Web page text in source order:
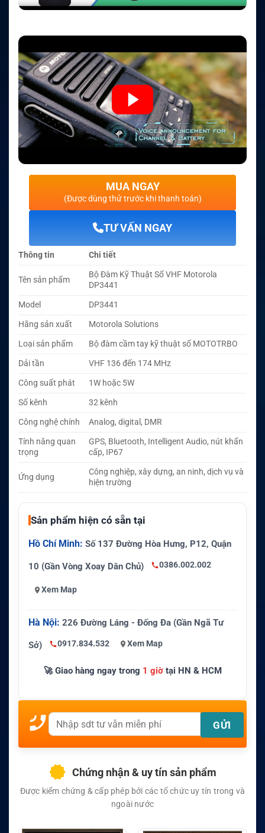
MUA NGAY
(Được dùng thử trước khi thanh toán)
TƯ VẤN NGAY
Thông tin Chi tiết
Tên sản phẩm
Bộ Đàm Kỹ Thuật Số VHF Motorola
DP3441
Model
DP3441
Hãng sản xuất
Motorola Solutions
Loại sản phẩm
Bộ đàm cầm tay kỹ thuật số MOTOTRBO
Dải tần
VHF 136 đến 174 MHz
Công suất phát
1W hoặc 5W
Số kênh
32 kênh
Công nghệ chính
Analog, digital, DMR
Tính năng quan
trọng
GPS, Bluetooth, Intelligent Audio, nút khẩn
cấp, IP67
Ứng dụng
Công nghiệp, xây dựng, an ninh, dịch vụ và
hiện trường
Sản phẩm hiện có sẵn tại
Hồ Chí Minh: Số 137 Đường Hòa Hưng, P12, Quận
10 (Gần Vòng Xoay Dân Chủ) 0386.002.002
Xem Map
Hà Nội: 226 Đường Láng - Đống Đa (Gần Ngã Tư
Sở) 0917.834.532 Xem Map
🚀 Giao hàng ngay trong 1 giờtại HN & HCM
Chứng nhận & uy tín sản phẩm
Được kiểm chứng & cấp phép bởi các tổ chức uy tín trong và
ngoài nước